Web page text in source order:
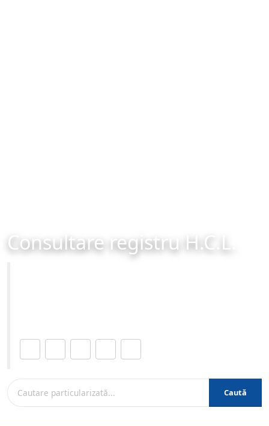
Consultare registru H.C.L.
Caută